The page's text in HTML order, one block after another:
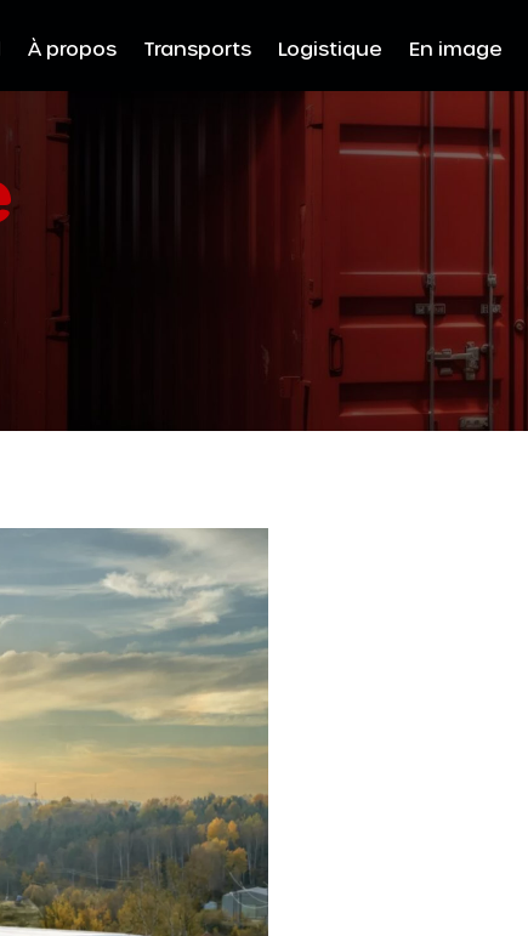
À propos Transports Logistique En image